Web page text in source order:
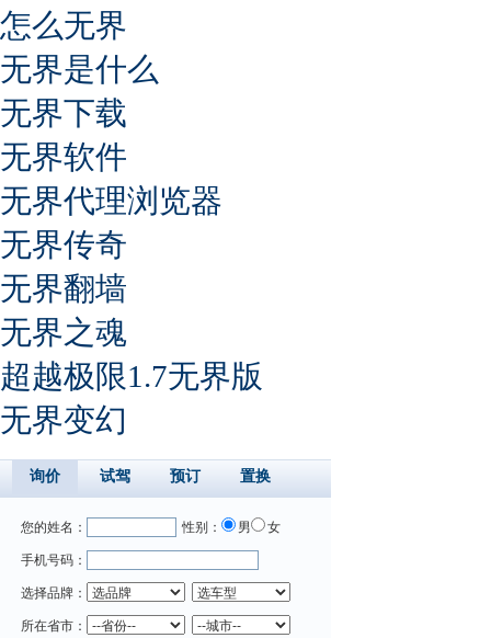
怎么无界
无界是什么
无界下载
无界软件
无界代理浏览器
无界传奇
无界翻墙
无界之魂
超越极限1.7无界版
无界变幻
询价 试驾 预订 置换
您的姓名： 性别： 男 女
手机号码：
选择品牌：
所在省市：